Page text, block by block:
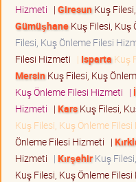
Hizmeti | GiresunKuş
GümüşhaneKuş Filesi, Kuş
Filesi, Kuş Önleme Filesi
Filesi Hizmeti | Isparta Kuş
MersinKuş Filesi, Kuş
Kuş Önleme Filesi Hizmeti |
Hizmeti | KarsKuş Filesi,
Kuş Filesi, Kuş Önleme
Önleme Filesi Hizmeti |
Hizmeti | KırşehirKuş
Kuş Filesi, Kuş Önleme